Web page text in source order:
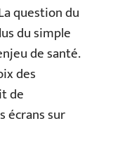
question du
du simple
de santé.
des
de
écrans sur